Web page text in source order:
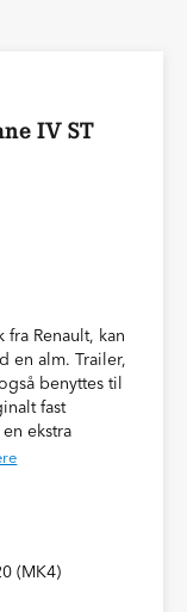
IV ST
Renault, kan
en alm. Trailer,
benyttes til
fast
ekstra
(MK4)